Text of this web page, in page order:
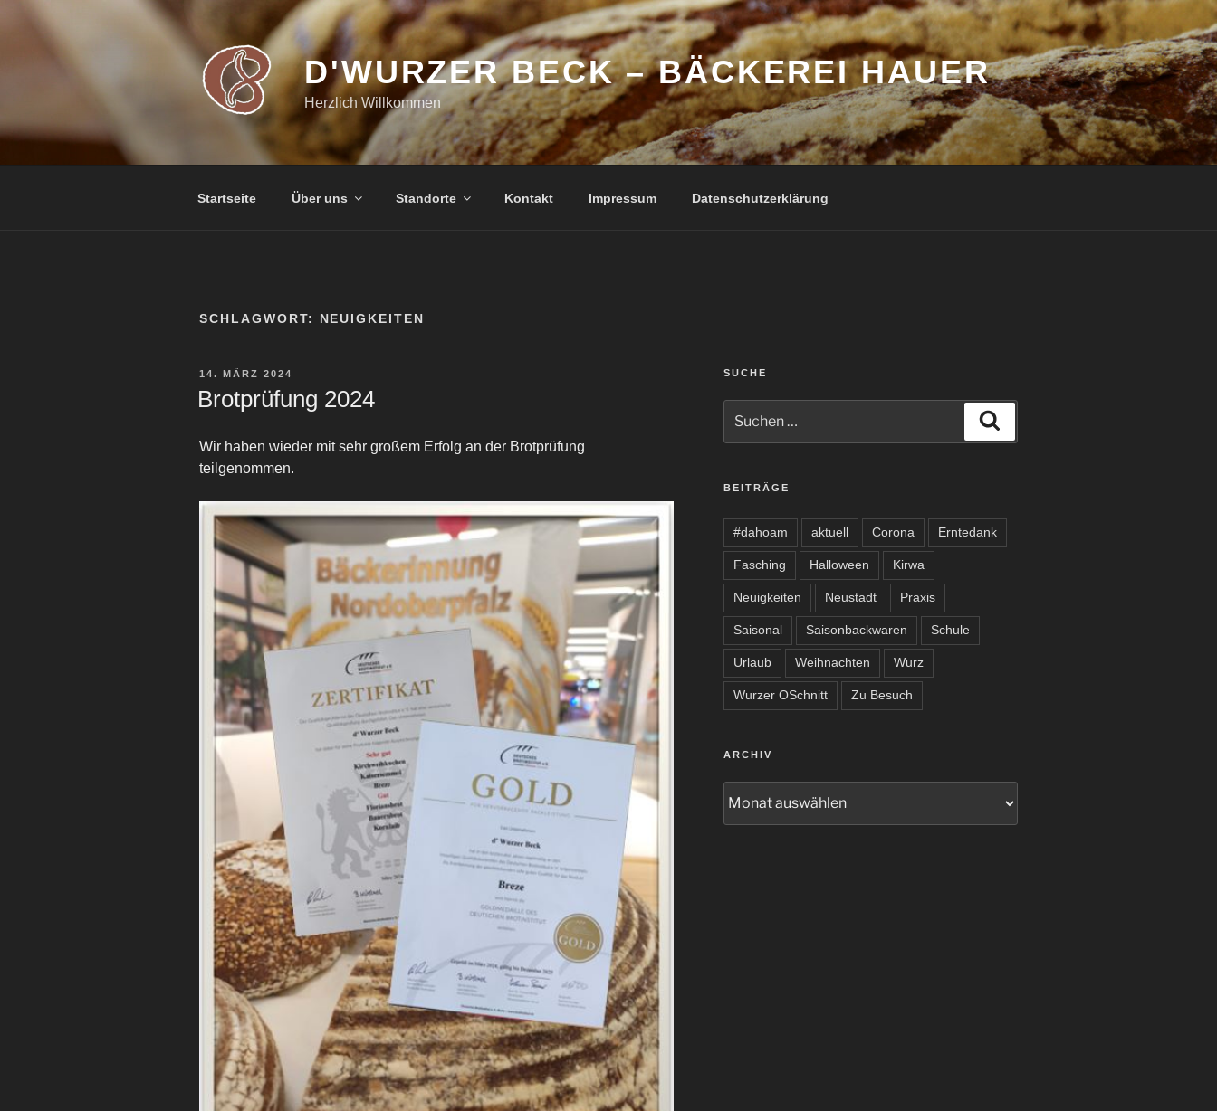
D'WURZER BECK – BÄCKEREI HAUER
Herzlich Willkommen
Startseite Über uns Standorte Kontakt Impressum Datenschutzerklärung
SCHLAGWORT: NEUIGKEITEN
VERÖFFENTLICHT
14. MÄRZ 2024
Brotprüfung 2024
Wir haben wieder mit sehr großem Erfolg an der Brotprüfung
teilgenommen.
SUCHE
nach:
BEITRÄGE
#dahoam aktuell Corona Erntedank
Fasching Halloween Kirwa
Neuigkeiten Neustadt Praxis
Saisonal Saisonbackwaren Schule
Urlaub Weihnachten Wurz
Wurzer OSchnitt Zu Besuch
ARCHIV